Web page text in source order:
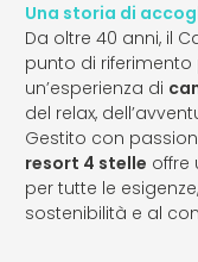
Una storia di
Da oltre 40 anni, il
punto di
un’esperienza di
del relax,
Gestito con
resort 4 stelle offre
per tutte le
sostenibilità e al